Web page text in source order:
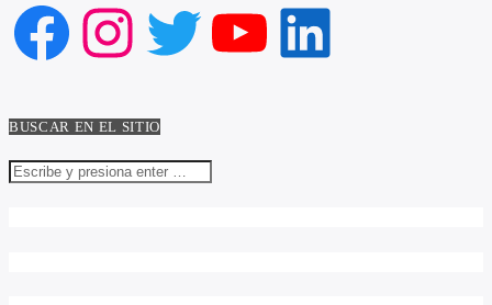
Facebook
Instagram
Twitter
YouTube
LinkedIn
BUSCAR EN EL SITIO